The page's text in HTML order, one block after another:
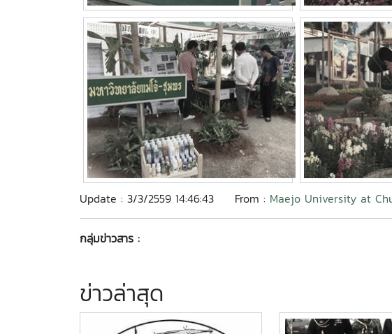
Update : 3/3/2559 14:46:43 From : Maejo University at
กลุ่มข่าวสาร :
ข่าวล่าสุด